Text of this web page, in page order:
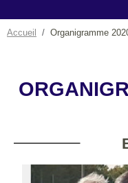
Accueil Organigramme